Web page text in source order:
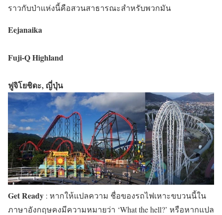
ราวกับป่าแห่งนี้คือสวนสาธารณะสำหรับพวกมัน
Eejanaika
Fuji-Q Highland
ฟูจิโยชิดะ, ญี่ปุ่น
Get Ready : หากให้แปลความ ชื่อของรถไฟเหาะขบวนนี้ใน
ภาษาอังกฤษคงมีความหมายว่า ‘What the hell?’ หรือหากแปล